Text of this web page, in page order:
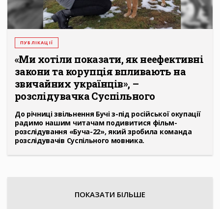
ПУБЛІКАЦІЇ
«Ми хотіли показати, як неефективні
закони та корупція впливають на
звичайних українців», –
розслідувачка Суспільного
До річниці звільнення Бучі з-під російської окупації
радимо нашим читачам подивитися фільм-
розслідування «Буча-22», який зробила команда
розслідувачів Суспільного мовника.
ПОКАЗАТИ БІЛЬШЕ